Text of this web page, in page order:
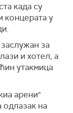
када су
концерата у
за
и хотел, а
утакмица
арени"
на